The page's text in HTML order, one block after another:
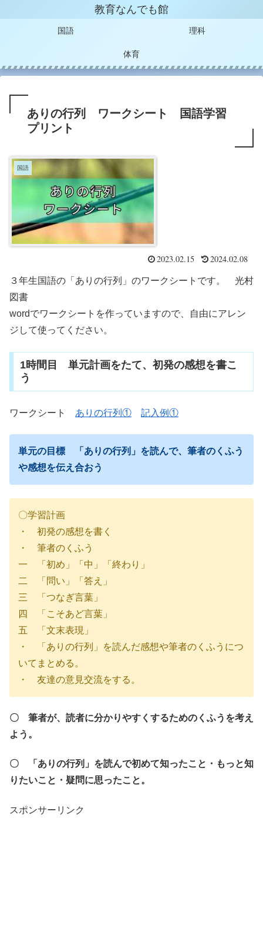
教育なんでも館
国語 理科
体育
ありの行列 ワークシート 国語学習
プリント
国語
2023.02.15 2024.02.08
３年生国語の「ありの行列」のワークシートです。 光村
図書
wordでワークシートを作っていますので、自由にアレン
ジして使ってください。
1時間目 単元計画をたて、初発の感想を書こ
う
ワークシート ありの行列① 記入例①
単元の目標 「ありの行列」を読んで、筆者のくふう
や感想を伝え合おう
〇学習計画
・ 初発の感想を書く
・ 筆者のくふう
一 「初め」「中」「終わり」
二 「問い」「答え」
三 「つなぎ言葉」
四 「こそあど言葉」
五 「文末表現」
・ 「ありの行列」を読んだ感想や筆者のくふうにつ
いてまとめる。
・ 友達の意見交流をする。
〇 筆者が、読者に分かりやすくするためのくふうを考え
よう。
〇 「ありの行列」を読んで初めて知ったこと・もっと知
りたいこと・ 疑問に思ったこと。
スポンサーリンク